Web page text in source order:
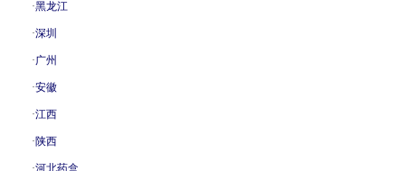
·黑龙江
·深圳
·广州
·安徽
·江西
·陕西
·河北药盒